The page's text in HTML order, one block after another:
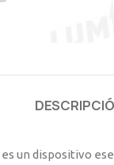
un dispositivo